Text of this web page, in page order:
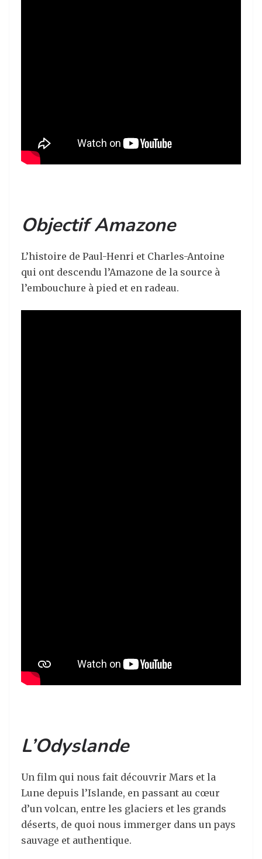
Objectif Amazone
L’histoire de Paul-Henri et Charles-Antoine
qui ont descendu l’Amazone de la source à
l’embouchure à pied et en radeau.
L’Odyslande
Un film qui nous fait découvrir Mars et la
Lune depuis l’Islande, en passant au cœur
d’un volcan, entre les glaciers et les grands
déserts, de quoi nous immerger dans un pays
sauvage et authentique.